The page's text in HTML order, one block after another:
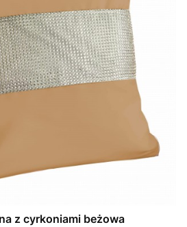
z cyrkoniami beżowa